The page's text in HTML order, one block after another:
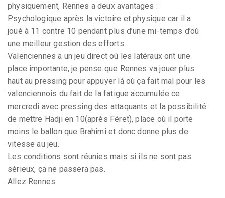
physiquement, Rennes a deux avantages :
Psychologique après la victoire et physique car il a
joué à 11 contre 10 pendant plus d’une mi-temps d’où
une meilleur gestion des efforts.
Valenciennes a un jeu direct où les latéraux ont une
place importante, je pense que Rennes va jouer plus
haut au pressing pour appuyer là où ça fait mal pour les
valenciennois du fait de la fatigue accumulée ce
mercredi avec pressing des attaquants et la possibilité
de mettre Hadji en 10(après Féret), place où il porte
moins le ballon que Brahimi et donc donne plus de
vitesse au jeu.
Les conditions sont réunies mais si ils ne sont pas
sérieux, ça ne passera pas.
Allez Rennes